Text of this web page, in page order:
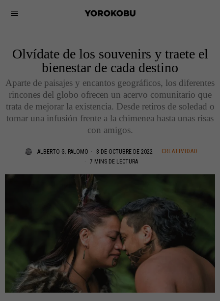
Olvídate de los souvenirs y traete el
bienestar de cada destino
Aparte de paisajes y encantos geográficos, los diferentes
rincones del globo ofrecen un acervo comunitario que
trata de mejorar la existencia. Desde retiros de soledad o
tomar una infusión frente a la chimenea hasta unas risas
con amigos.
ALBERTO G. PALOMO 3 DE OCTUBRE DE 2022
CREATIVIDAD
7 MINS DE LECTURA